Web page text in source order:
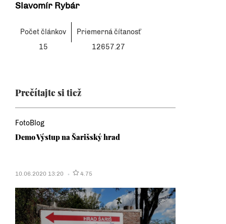
Slavomír Rybár
Počet článkov
Priemerná čítanosť
15
12657.27
Prečítajte si tiež
FotoBlog
Demo Výstup na Šarišský hrad
10.06.2020 13:20 4.75